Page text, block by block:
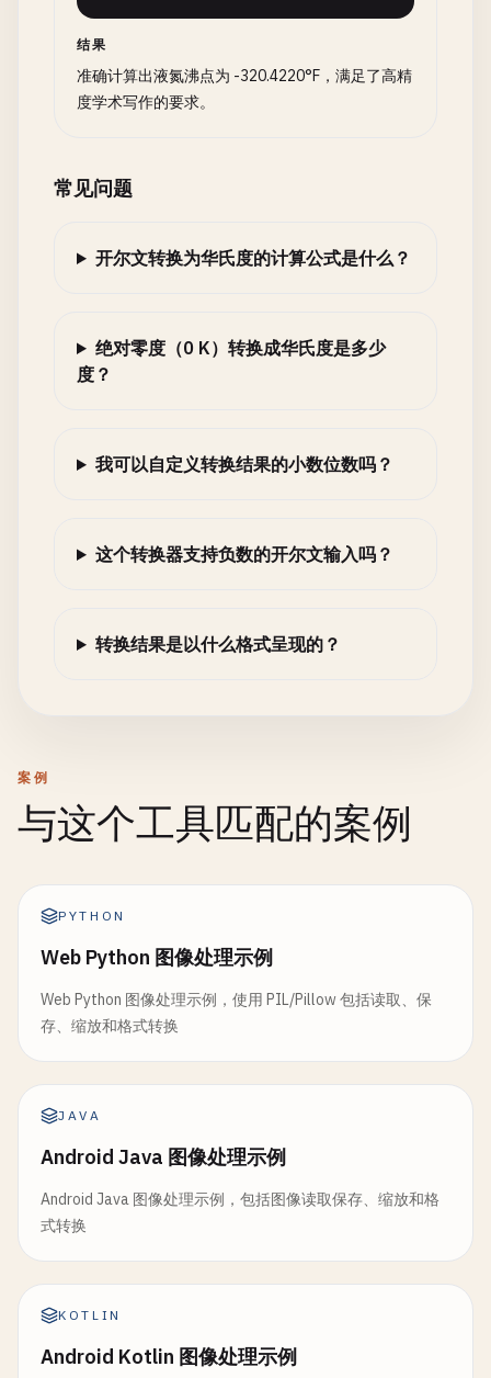
结果
准确计算出液氮沸点为 -320.4220°F，满足了高精
度学术写作的要求。
常见问题
开尔文转换为华氏度的计算公式是什么？
绝对零度（0 K）转换成华氏度是多少
度？
我可以自定义转换结果的小数位数吗？
这个转换器支持负数的开尔文输入吗？
转换结果是以什么格式呈现的？
案例
与这个工具匹配的案例
PYTHON
Web Python 图像处理示例
Web Python 图像处理示例，使用 PIL/Pillow 包括读取、保
存、缩放和格式转换
JAVA
Android Java 图像处理示例
Android Java 图像处理示例，包括图像读取保存、缩放和格
式转换
KOTLIN
Android Kotlin 图像处理示例